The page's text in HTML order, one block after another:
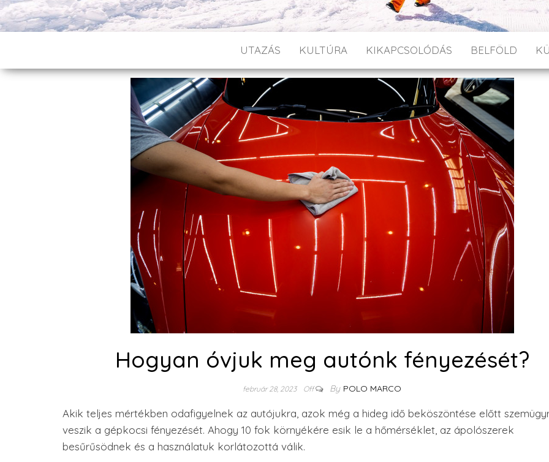
UTAZÁS KULTÚRA KIKAPCSOLÓDÁS BELFÖLD
Hogyan óvjuk meg autónk fényezését?
február 28, 2023 Off By POLO MARCO
Akik teljes mértékben odafigyelnek az autójukra, azok még a hideg idő beköszöntése előtt
veszik a gépkocsi fényezését. Ahogy 10 fok környékére esik le a hőmérséklet, az ápolószerek
besűrűsödnek és a használatuk korlátozottá válik.